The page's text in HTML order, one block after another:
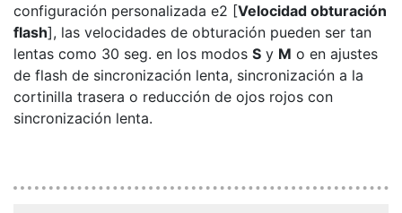
configuración personalizada e2 [Velocidad obturación
flash], las velocidades de obturación pueden ser tan
lentas como 30 seg. en los modos S y M o en ajustes
de flash de sincronización lenta, sincronización a la
cortinilla trasera o reducción de ojos rojos con
sincronización lenta.